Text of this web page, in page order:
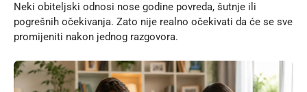
Neki obiteljski odnosi nose godine povreda, šutnje ili
pogrešnih očekivanja. Zato nije realno očekivati da će se sve
promijeniti nakon jednog razgovora.